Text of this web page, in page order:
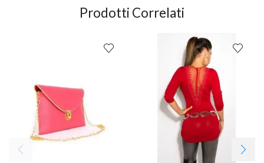
Prodotti Correlati